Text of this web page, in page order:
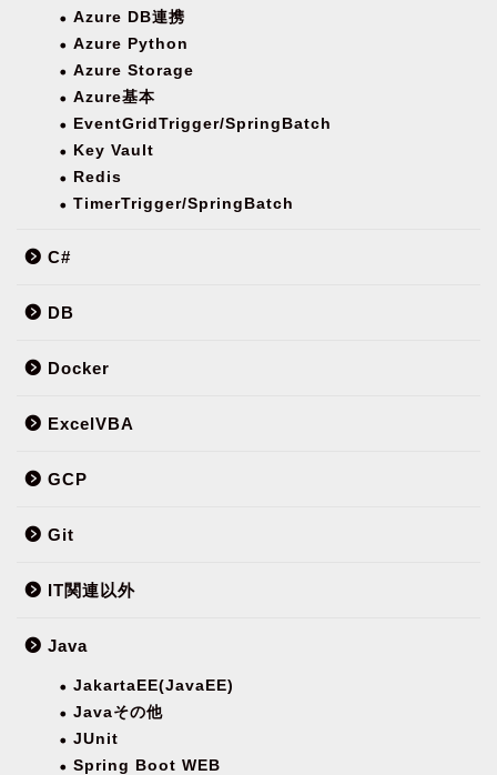
Azure DB連携
Azure Python
Azure Storage
Azure基本
EventGridTrigger/SpringBatch
Key Vault
Redis
TimerTrigger/SpringBatch
C#
DB
Docker
ExcelVBA
GCP
Git
IT関連以外
Java
JakartaEE(JavaEE)
Javaその他
JUnit
Spring Boot WEB